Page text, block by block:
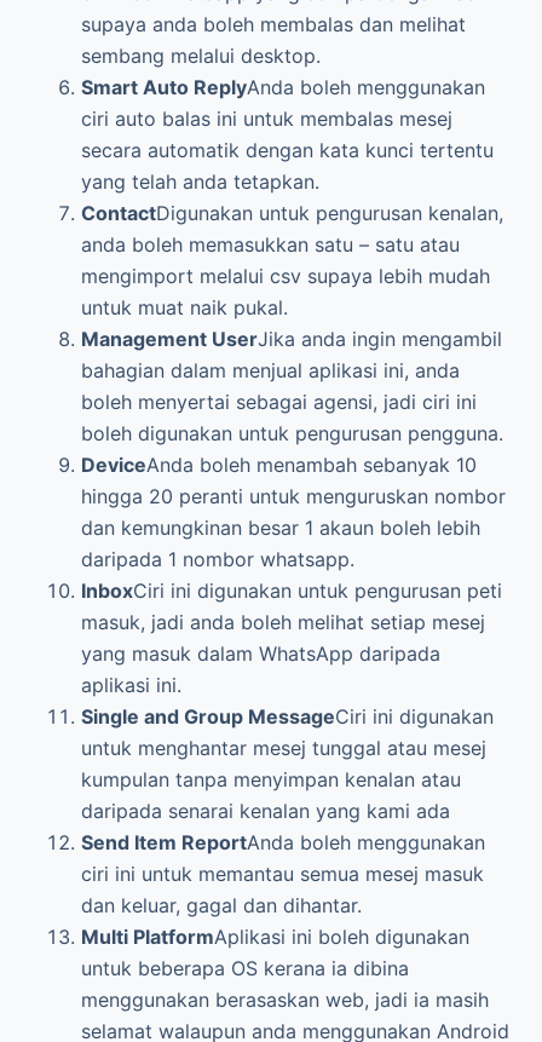
supaya anda boleh membalas dan melihat
sembang melalui desktop.
Smart Auto ReplyAnda boleh menggunakan
ciri auto balas ini untuk membalas mesej
secara automatik dengan kata kunci tertentu
yang telah anda tetapkan.
ContactDigunakan untuk pengurusan kenalan,
anda boleh memasukkan satu – satu atau
mengimport melalui csv supaya lebih mudah
untuk muat naik pukal.
Management UserJika anda ingin mengambil
bahagian dalam menjual aplikasi ini, anda
boleh menyertai sebagai agensi, jadi ciri ini
boleh digunakan untuk pengurusan pengguna.
DeviceAnda boleh menambah sebanyak 10
hingga 20 peranti untuk menguruskan nombor
dan kemungkinan besar 1 akaun boleh lebih
daripada 1 nombor whatsapp.
InboxCiri ini digunakan untuk pengurusan peti
masuk, jadi anda boleh melihat setiap mesej
yang masuk dalam WhatsApp daripada
aplikasi ini.
Single and Group MessageCiri ini digunakan
untuk menghantar mesej tunggal atau mesej
kumpulan tanpa menyimpan kenalan atau
daripada senarai kenalan yang kami ada
Send Item ReportAnda boleh menggunakan
ciri ini untuk memantau semua mesej masuk
dan keluar, gagal dan dihantar.
Multi PlatformAplikasi ini boleh digunakan
untuk beberapa OS kerana ia dibina
menggunakan berasaskan web, jadi ia masih
selamat walaupun anda menggunakan Android